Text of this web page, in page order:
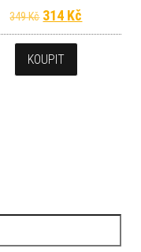
Kč.
314 Kč.
349Kč Původní cena
314 Kč
KOUPIT